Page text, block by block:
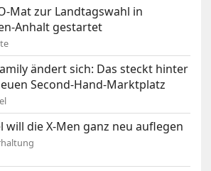
Mat zur Landtagswahl in
Anhalt gestartet
ändert sich: Das steckt hinter
Second-Hand-Marktplatz
will die X-Men ganz neu auflegen